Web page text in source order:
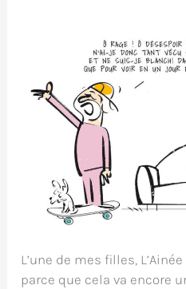
L’une de mes filles,
parce que cela va encore